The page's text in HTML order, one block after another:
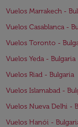
Vuelos Marrakech -
Vuelos Casablanca -
Vuelos Toronto -
Vuelos Yeda - Bulgaria
Vuelos Riad - Bulgaria
Vuelos Islamabad -
Vuelos Nueva Delhi -
Vuelos Hanói -